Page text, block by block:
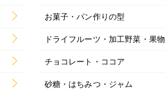
お菓子・パン作りの型
ドライフルーツ・加工野菜・果物
チョコレート・ココア
砂糖・はちみつ・ジャム